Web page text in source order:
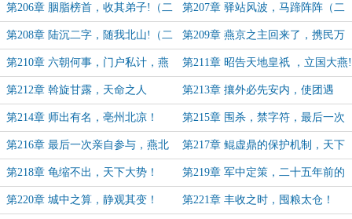
人，入天人之境!
第206章 胭脂榜首，收其弟子!（二
合一）
第207章 驿站风波，马蹄阵阵（二
合一）
第208章 陆沉二字，随我北山!（二
合一）
第209章 燕京之主回来了，携民万
众!
第210章 六朝何事，门户私计，燕
王回京!
第211章 昭告天地皇祇 ，立国大燕!
第212章 斡旋甘露，天命之人 第213章 攘外必先安内，使团遇
袭！（二合一！）
第214章 师出有名，亳州北凉！ 第215章 围杀，禁字符，最后一次
亲自参与
第216章 最后一次亲自参与，燕北
军！
第217章 鲲虚鼎的保护机制，天下
大乱！
第218章 龟缩不出，天下大势！ 第219章 军中定策，二十五年前的
闲散一棋
第220章 城中之算，静观其变！ 第221章 丰收之时，囤粮太仓！